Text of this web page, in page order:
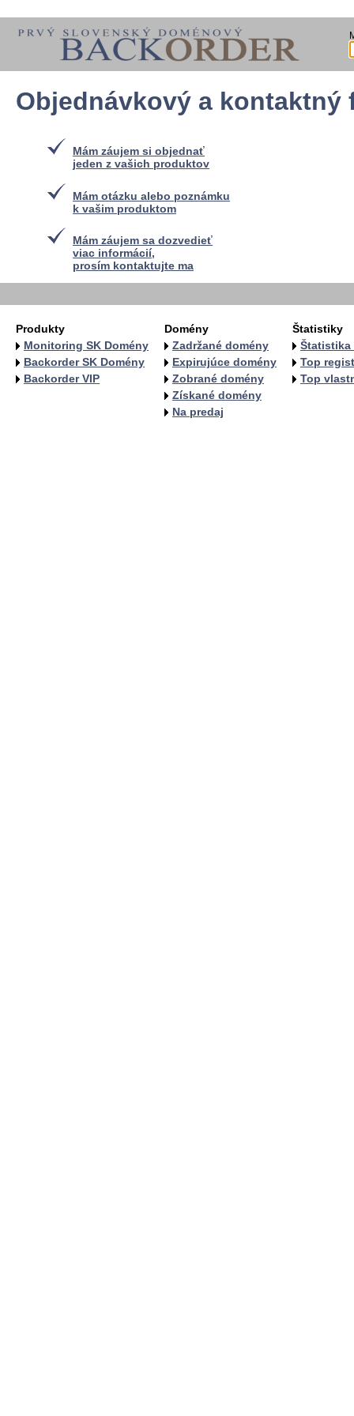
Objednávkový a kontaktný
Mám záujem si objednať
jeden z vašich produktov
Mám otázku alebo poznámku
k vašim produktom
Mám záujem sa dozvedieť
viac informácií,
prosím kontaktujte ma
Produkty
Monitoring SK Domény
Backorder SK Domény
Backorder VIP
Domény
Zadržané domény
Expirujúce domény
Zobrané domény
Získané domény
Na predaj
Štatistiky
Štatistika
Top
Top